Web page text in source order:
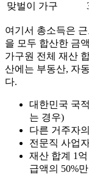
맞벌이 가구
여기서 총소득은
을 모두 합산한 금
가구원 전체 재산
산에는 부동산, 자
다.
대한민국 국
는 경우)
다른 거주자
전문직 사업
재산 합계 1
급액의 50%